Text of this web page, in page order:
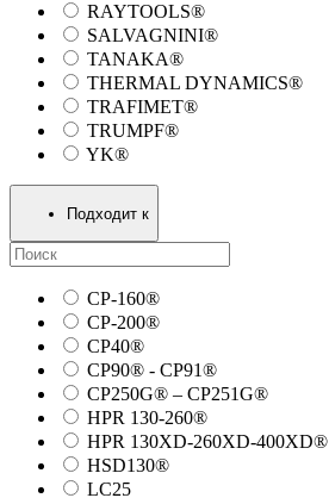
RAYTOOLS®
SALVAGNINI®
TANAKA®
THERMAL DYNAMICS®
TRAFIMET®
TRUMPF®
YK®
Подходит к
CP-160®
CP-200®
CP40®
CP90® - СP91®
CP250G® – CP251G®
HPR 130-260®
HPR 130XD-260XD-400XD®
HSD130®
LC25